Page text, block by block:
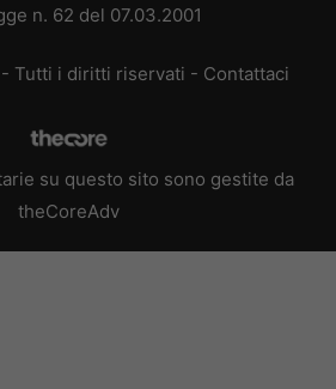
n. 62 del 07.03.2001
Tutti i diritti riservati - Contattaci
su questo sito sono gestite da
theCoreAdv